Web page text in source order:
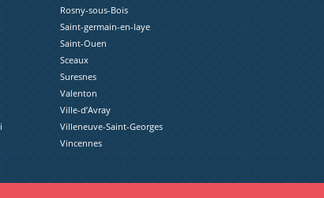
Rosny-sous-Bois
Saint-germain-en-laye
Saint-Ouen
Sceaux
Suresnes
Valenton
Ville-d’Avray
Villeneuve-Saint-Georges
Vincennes